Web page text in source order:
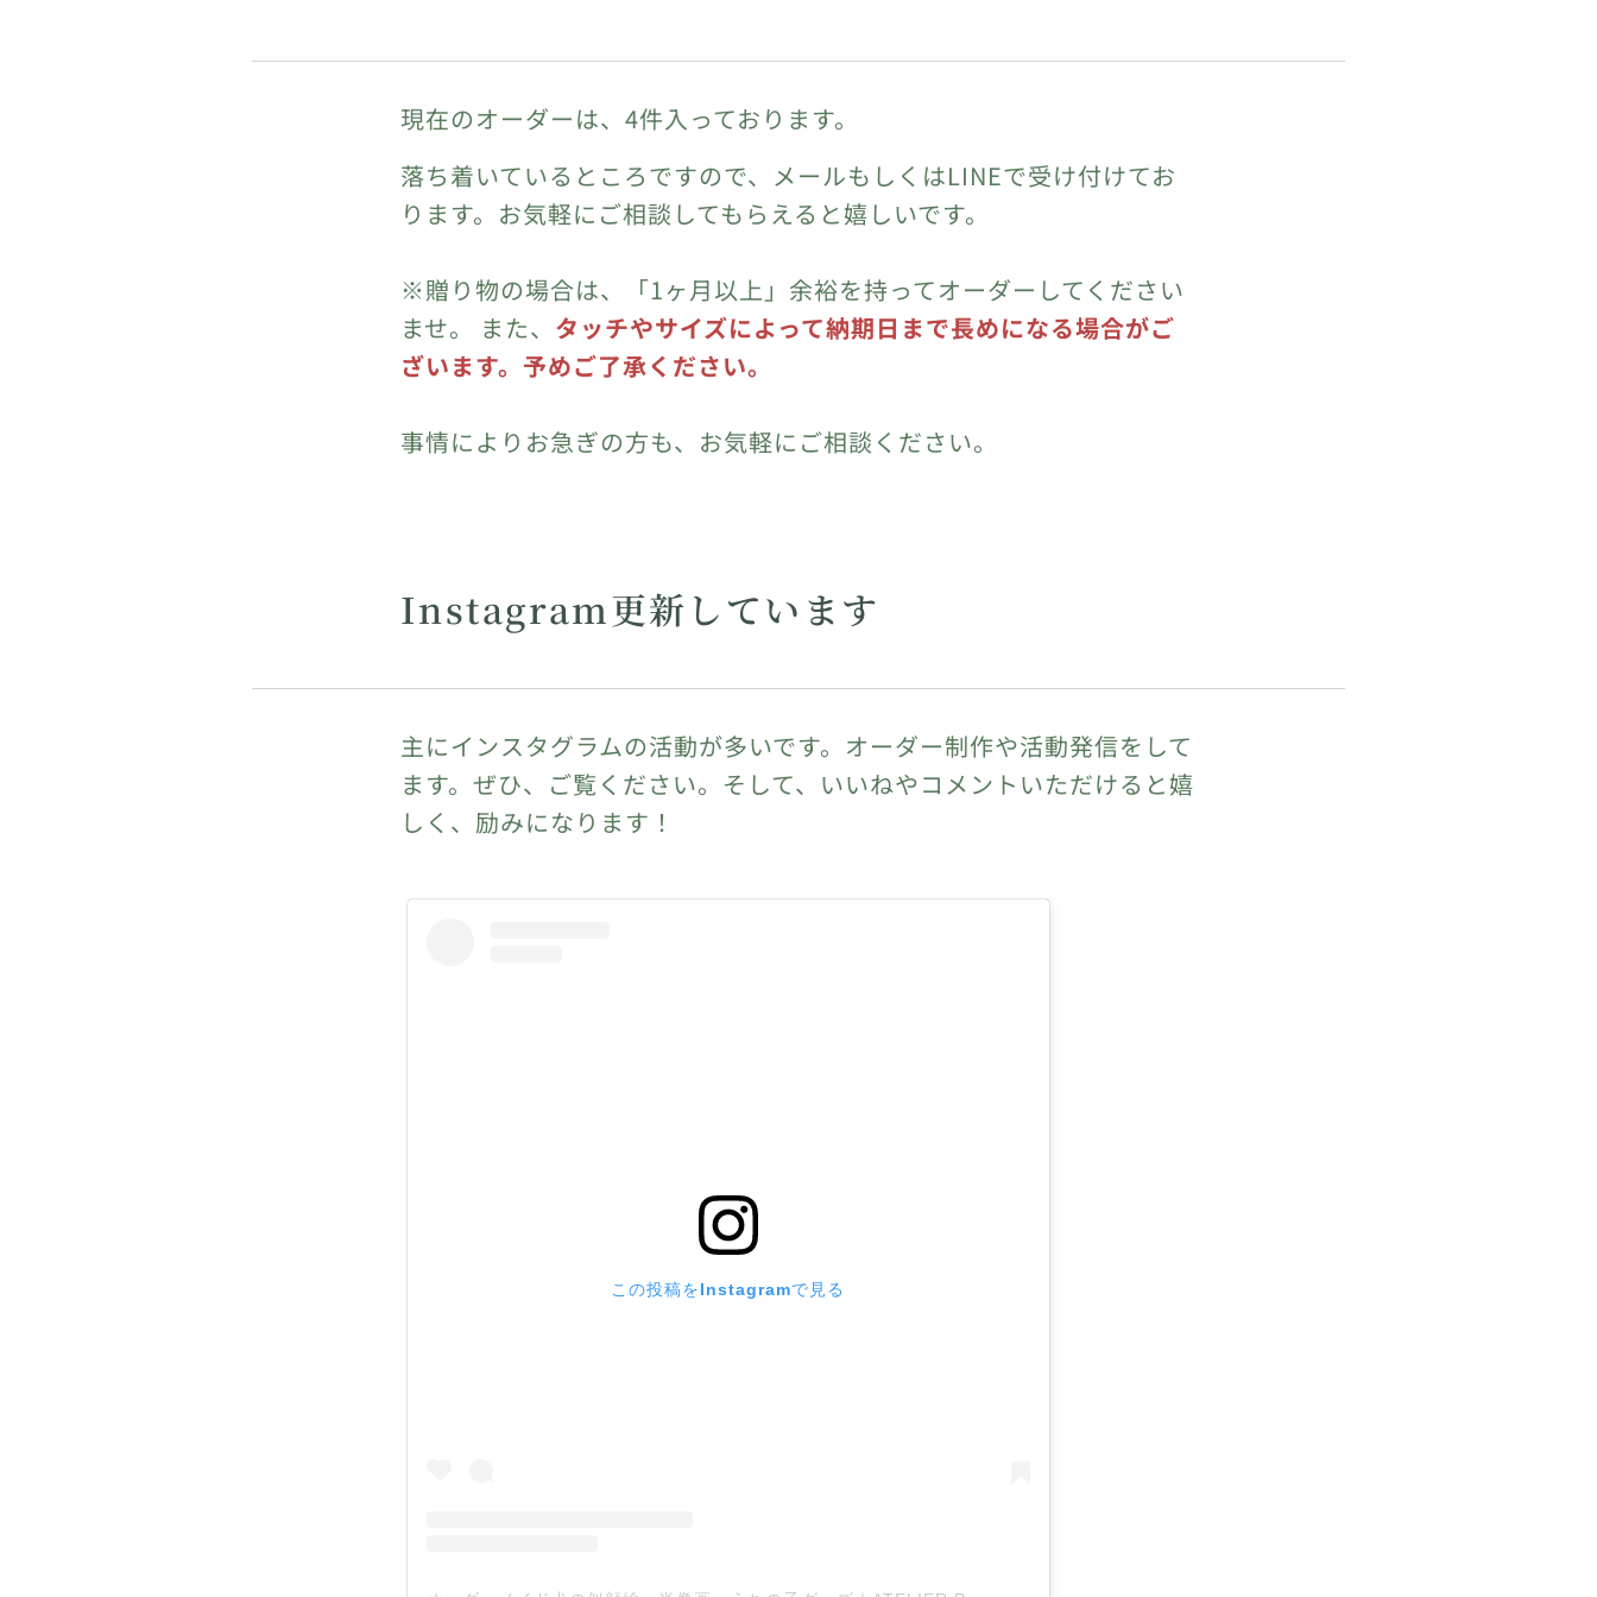
現在のオーダーは、4件入っております。
落ち着いているところですので、メールもしくはLINEで受け付けてお
ります。お気軽にご相談してもらえると嬉しいです。
※贈り物の場合は、「1ヶ月以上」余裕を持ってオーダーしてください
ませ。 また、 タッチやサイズによって納期日まで長めになる場合がご
ざいます。予めご了承ください。
事情によりお急ぎの方も、お気軽にご相談ください。
Instagram更新しています
主にインスタグラムの活動が多いです。オーダー制作や活動発信をして
ます。ぜひ、ご覧ください。そして、いいねやコメントいただけると嬉
しく、励みになります！
この投稿をInstagramで見る